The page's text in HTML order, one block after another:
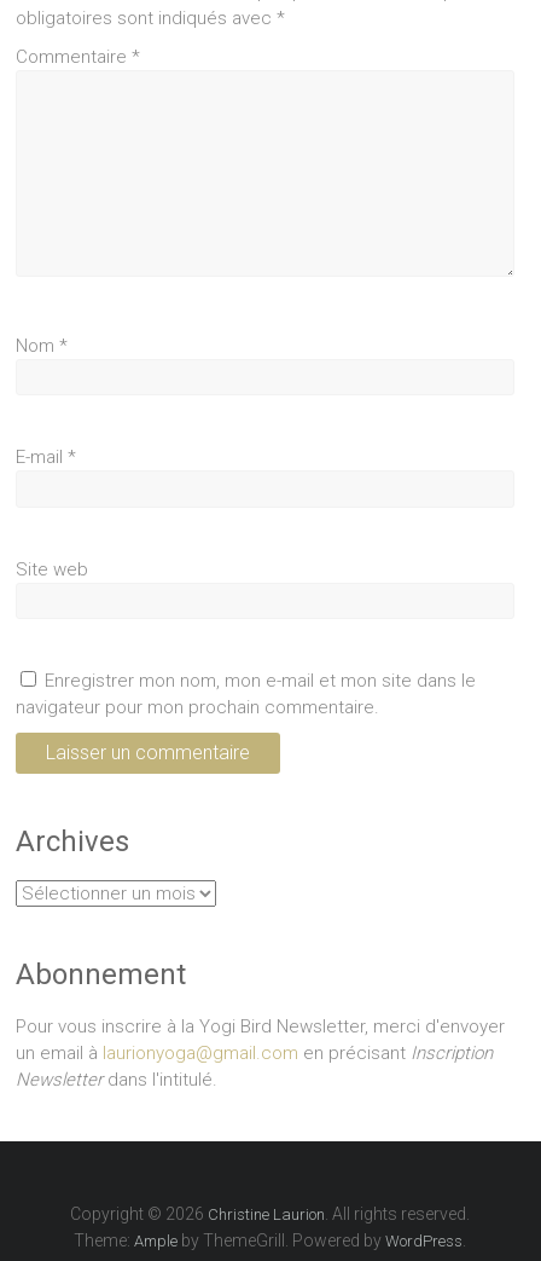
obligatoires sont indiqués avec*
Commentaire*
Nom*
E-mail*
Site web
Enregistrer mon nom, mon e-mail et mon site dans le
navigateur pour mon prochain commentaire.
Archives
Archives
Abonnement
Pour vous inscrire à la Yogi Bird Newsletter, merci d'envoyer
un email à laurionyoga@gmail.com en précisant Inscription
Newsletterdans l'intitulé.
Copyright © 2026 Christine Laurion . All rights reserved.
Theme:Ample by ThemeGrill. Powered byWordPress